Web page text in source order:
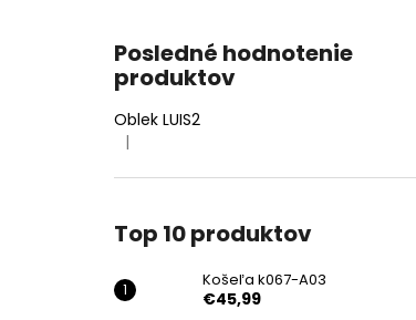
Posledné hodnotenie
produktov
Oblek LUIS2
Hodnotenie produktu je 4 z 5 hviezdičiek.
|
Top 10 produktov
Košeľa k067-A03
€45,99